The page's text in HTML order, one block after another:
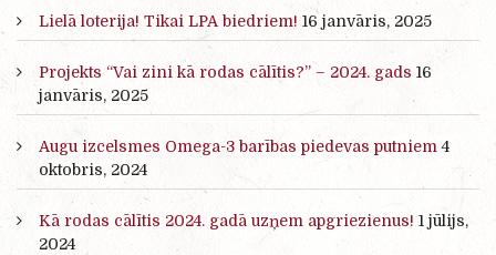
Lielā loterija! Tikai LPA biedriem! 16 janvāris, 2025
Projekts “Vai zini kā rodas cālītis?” – 2024. gads 16
janvāris, 2025
Augu izcelsmes Omega-3 barības piedevas putniem 4
oktobris, 2024
Kā rodas cālītis 2024. gadā uzņem apgriezienus! 1 jūlijs,
2024